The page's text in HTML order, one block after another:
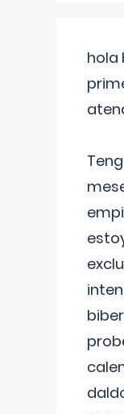
hola